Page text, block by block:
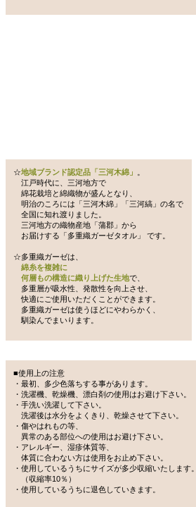
☆地域ブランド認定品「三河木綿」
江戸時代に、三河地方で
綿花栽培と綿織物が盛んとなり、
明治のころには「三河木綿」「三河縞」の名で
全国に知れ渡りました。
三河地方の織物産地「蒲郡」から
お届けする「多重織ガーゼタオル」 です。
☆多重織ガーゼは、
綿糸を複雑に
何層もの構造に織り上げた生地で、
多重層が吸水性、発散性を向上させ、
快適にご使用いただくことができます。
多重織ガーゼは使うほどにやわらかく、
馴染んでまいります。
■使用上の注意
・最初、多少色落ちする事があります。
・洗濯機、乾燥機、漂白剤の使用はお避け下さい。
・手洗い洗濯して下さい。
洗濯後は水分をよくきり、乾燥させて下さい。
・傷やはれもの等、
異常のある部位への使用はお避け下さい。
・アレルギー、湿疹体質等、
体質に合わない方は使用をお止め下さい。
・使用しているうちにサイズが多少収縮いたします。
（収縮率10％）
・使用しているうちに退色していきます。